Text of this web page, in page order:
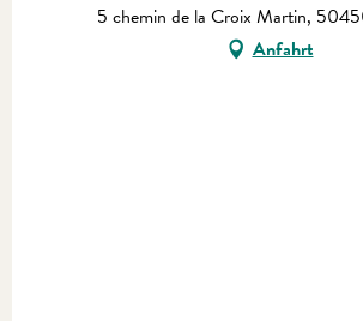
5 chemin de la Croix Martin,
Anfahrt